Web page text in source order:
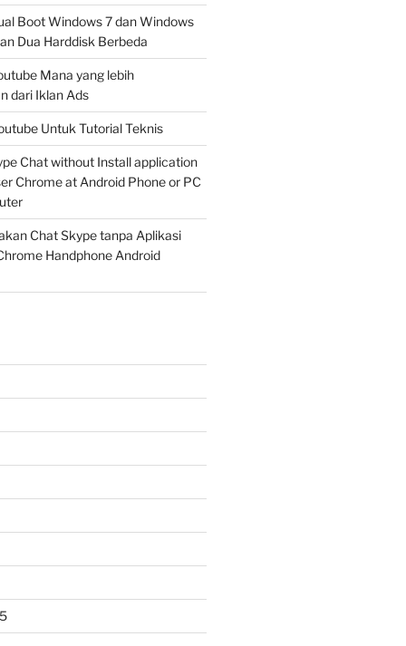
Boot Windows 7 dan Windows
Dua Harddisk Berbeda
Mana yang lebih
dari Iklan Ads
Untuk Tutorial Teknis
Chat without Install application
Chrome at Android Phone or PC
Chat Skype tanpa Aplikasi
Handphone Android